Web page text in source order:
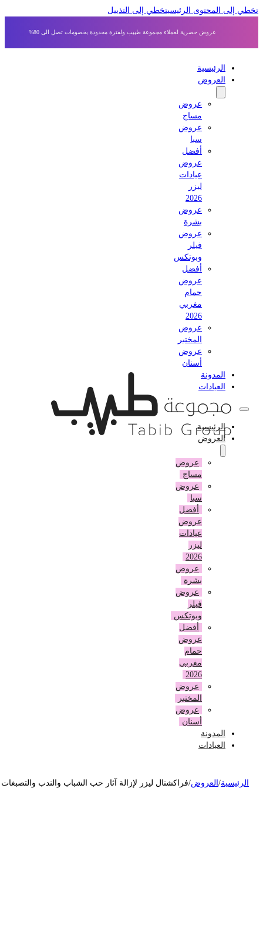
إلى المحتوى الرئيسي تخطي إلى التذييل
عروض حصرية لعملاء مجموعة طبيب ولفترة محدودة بخصومات تصل الى 80%
الرئيسية
العروض
عروض
مساج
عروض
أفضل
عروض
عيادات
عروض
بشرة
عروض
وبوتكس
أفضل
عروض
حمام
مغربي
عروض
المختبر
عروض
أسنان
المدونة
العيادات
الرئيسية
العروض
عروض
مساج
عروض
أفضل
عروض
عيادات
عروض
بشرة
عروض
وبوتكس
أفضل
عروض
حمام
مغربي
عروض
المختبر
عروض
أسنان
المدونة
العيادات
/العروض فراكشنال ليزر لإزالة آثار حب الشباب والندب والتصبغات